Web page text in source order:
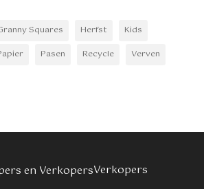
Squares Herfst
Kids
Pasen Recycle
Verven
en VerkopersVerkopers